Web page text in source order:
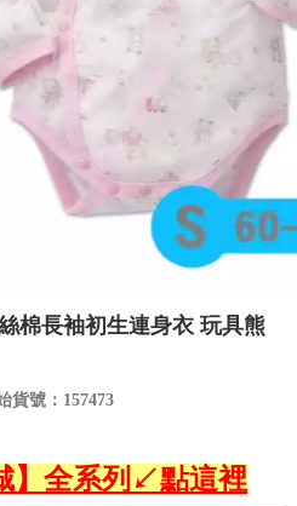
棉長袖初生連身衣 玩具熊
貨號：157473
】全系列↙點這裡